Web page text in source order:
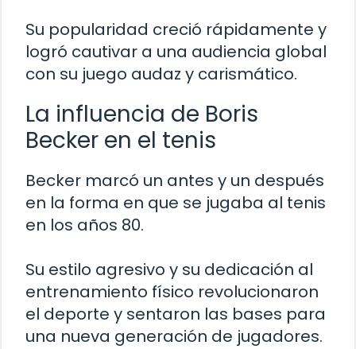
Su popularidad creció rápidamente y
logró cautivar a una audiencia global
con su juego audaz y carismático.
La influencia de Boris
Becker en el tenis
Becker marcó un antes y un después
en la forma en que se jugaba al tenis
en los años 80.
Su estilo agresivo y su dedicación al
entrenamiento físico revolucionaron
el deporte y sentaron las bases para
una nueva generación de jugadores.